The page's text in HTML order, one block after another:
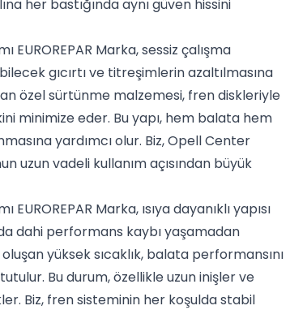
her bastığında aynı güven hissini
EUROREPAR Marka, sessiz çalışma
gıcırtı ve titreşimlerin azaltılmasına
özel sürtünme malzemesi, fren diskleriyle
minimize eder. Bu yapı, hem balata hem
yardımcı olur. Biz, Opell Center
uzun vadeli kullanım açısından büyük
Marka, ısıya dayanıklı yapısı
dahi performans kaybı yaşamadan
yüksek sıcaklık, balata performansını
Bu durum, özellikle uzun inişler ve
Biz, fren sisteminin her koşulda stabil